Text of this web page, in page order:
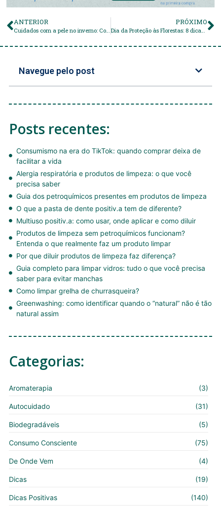
ANTERIOR
Cuidados com a pele no inverno: Confira dicas e produtos naturais para se cuidar no frio
PRÓXIMO
Dia da Proteção às Florestas: 8 dicas para preservação!
Navegue pelo post
Posts recentes:
Consumismo na era do TikTok: quando comprar deixa de
facilitar a vida
Alergia respiratória e produtos de limpeza: o que você
precisa saber
Guia dos petroquímicos presentes em produtos de limpeza
O que a pasta de dente positiv.a tem de diferente?
Multiuso positiv.a: como usar, onde aplicar e como diluir
Produtos de limpeza sem petroquímicos funcionam?
Entenda o que realmente faz um produto limpar
Por que diluir produtos de limpeza faz diferença?
Guia completo para limpar vidros: tudo o que você precisa
saber para evitar manchas
Como limpar grelha de churrasqueira?
Greenwashing: como identificar quando o “natural” não é tão
natural assim
Categorias:
Aromaterapia (3)
Autocuidado (31)
Biodegradáveis (5)
Consumo Consciente (75)
De Onde Vem (4)
Dicas (19)
Dicas Positivas (140)